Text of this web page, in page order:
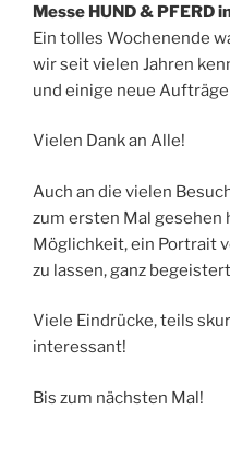
Messe HUND & PFERD
Ein tolles Wochenende
wir seit vielen Jahren
und einige neue
Vielen Dank an Alle!
Auch an die vielen
zum ersten Mal gesehen
Möglichkeit, ein Portrait
zu lassen, ganz
Viele Eindrücke, teils
interessant!
Bis zum nächsten Mal!